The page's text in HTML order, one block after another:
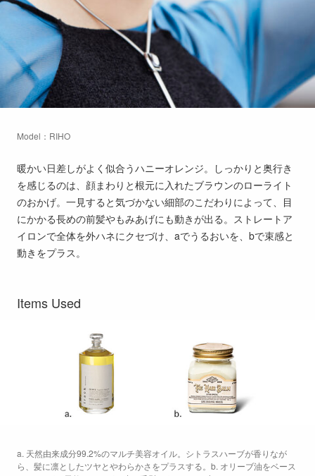
Model：RIHO
暖かい日差しがよく似合うハニーオレンジ。しっかりと奥行き
を感じるのは、顔まわりと根元に入れたブラウンのローライト
のおかげ。一見すると気づかない細部のこだわりによって、目
にかかる長めの前髪やもみあげにも動きが出る。ストレートア
イロンで全体を外ハネにクセづけ、aでうるおいを、bで束感と
動きをプラス。
Items Used
a. 天然由来成分99.2%のマルチ美容オイル。シトラスハーブが香りなが
ら、髪に凛としたツヤとやわらかさをプラスする。b. オリーブ油をベース